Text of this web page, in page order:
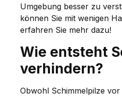
Umgebung besser zu
können Sie mit wenigen
erfahren Sie mehr dazu!
Wie entsteht
verhindern?
Obwohl Schimmelpilze